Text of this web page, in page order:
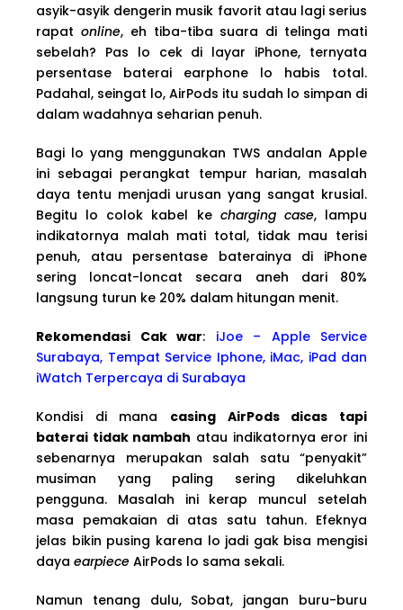
asyik-asyik dengerin musik favorit atau lagi serius
rapat online, eh tiba-tiba suara di telinga mati
sebelah? Pas lo cek di layar iPhone, ternyata
persentase baterai earphone lo habis total.
Padahal, seingat lo, AirPods itu sudah lo simpan di
dalam wadahnya seharian penuh.
Bagi lo yang menggunakan TWS andalan Apple
ini sebagai perangkat tempur harian, masalah
daya tentu menjadi urusan yang sangat krusial.
Begitu lo colok kabel ke charging case, lampu
indikatornya malah mati total, tidak mau terisi
penuh, atau persentase baterainya di iPhone
sering loncat-loncat secara aneh dari 80%
langsung turun ke 20% dalam hitungan menit.
Rekomendasi Cak war: iJoe – Apple Service
Surabaya, Tempat Service Iphone, iMac, iPad dan
iWatch Terpercaya di Surabaya
Kondisi di mana casing AirPods dicas tapi
baterai tidak nambah atau indikatornya eror ini
sebenarnya merupakan salah satu “penyakit”
musiman yang paling sering dikeluhkan
pengguna. Masalah ini kerap muncul setelah
masa pemakaian di atas satu tahun. Efeknya
jelas bikin pusing karena lo jadi gak bisa mengisi
daya earpiece AirPods lo sama sekali.
Namun tenang dulu, Sobat, jangan buru-buru